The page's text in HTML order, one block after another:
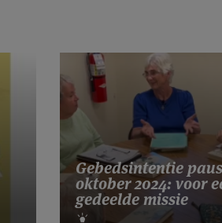
Gebedsintentie paus
oktober 2024: voor
gedeelde missie